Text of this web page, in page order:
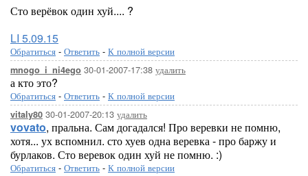
Сто верёвок один хуй.... ?
LI 5.09.15
Обратиться - Ответить - К полной версии
mnogo_i_ni4ego 30-01-2007-17:38 удалить
а кто это?
Обратиться - Ответить - К полной версии
vitaly80 30-01-2007-20:13 удалить
vovato, пральна. Сам догадался! Про веревки не помню,
хотя... ух вспомнил. сто хуев одна веревка - про баржу и
бурлаков. Сто веревок один хуй не помню. :)
Обратиться - Ответить - К полной версии